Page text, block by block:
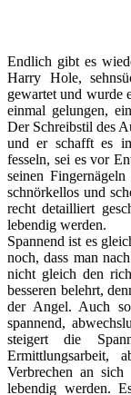
Endlich gibt es
Harry Hole,
gewartet und wurde
einmal gelungen,
Der Schreibstil des
und er schafft es
fesseln, sei es vor
seinen
schnörkellos und
recht detailliert
lebendig werden.
Spannend ist es
noch, dass man
nicht gleich den
besseren belehrt,
der Angel. Auch
spannend,
steigert die
Ermittlungsarbeit,
Verbrechen an
lebendig werden.